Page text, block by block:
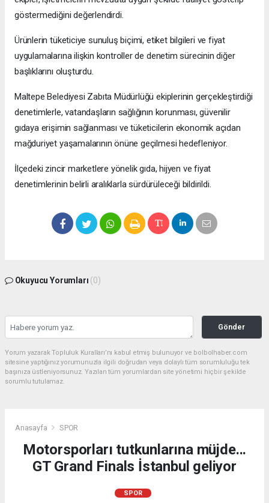
göstermediğini değerlendirdi.
Ürünlerin tüketiciye sunuluş biçimi, etiket bilgileri ve fiyat
uygulamalarına ilişkin kontroller de denetim sürecinin diğer
başlıklarını oluşturdu.
Maltepe Belediyesi Zabıta Müdürlüğü ekiplerinin gerçekleştirdiği
denetimlerle, vatandaşların sağlığının korunması, güvenilir
gıdaya erişimin sağlanması ve tüketicilerin ekonomik açıdan
mağduriyet yaşamalarının önüne geçilmesi hedefleniyor.
İlçedeki zincir marketlere yönelik gıda, hijyen ve fiyat
denetimlerinin belirli aralıklarla sürdürüleceği bildirildi.
Okuyucu Yorumları (0)
Gönder
Yorum yazarak Topluluk Kuralları’nı kabul etmiş bulunuyor ve bolbolhaber.com
sitesine yaptığınız yorumunuzla ilgili doğrudan veya dolaylı tüm sorumluluğu tek
başınıza üstleniyorsunuz. Yazılan tüm yorumlardan site yönetimi hiçbir şekilde
sorumlu tutulamaz.
Anasayfa SPOR
Motorsporları tutkunlarına müjde...
GT Grand Finals İstanbul geliyor
SPOR